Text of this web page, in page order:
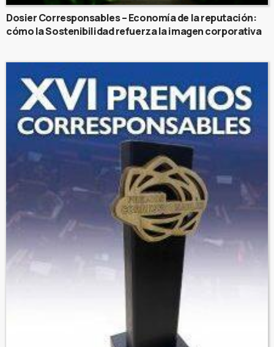
Dosier Corresponsables – Economía de la reputación:
cómo la Sostenibilidad refuerza la imagen corporativa